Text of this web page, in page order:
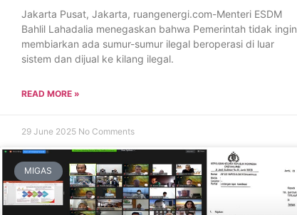
Jakarta Pusat, Jakarta, ruangenergi.com-Menteri ESDM
Bahlil Lahadalia menegaskan bahwa Pemerintah tidak ingin
membiarkan ada sumur-sumur ilegal beroperasi di luar
sistem dan dijual ke kilang ilegal.
READ MORE »
29 June 2025 No Comments
MIGAS